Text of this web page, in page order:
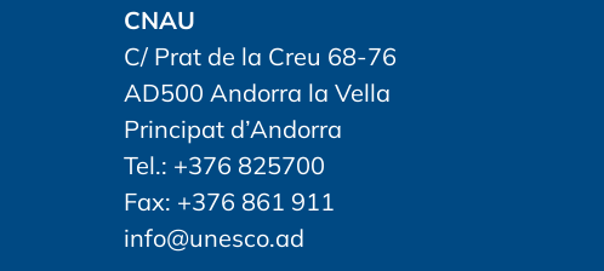
CNAU
C/ Prat de la Creu 68-76
AD500 Andorra la Vella
Principat d’Andorra
Tel.: +376 825700
Fax: +376 861 911
info@unesco.ad